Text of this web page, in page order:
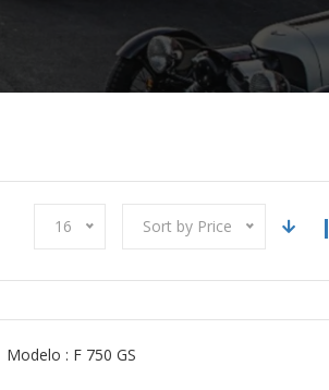
16 Sort by Price
Modelo : F 750 GS